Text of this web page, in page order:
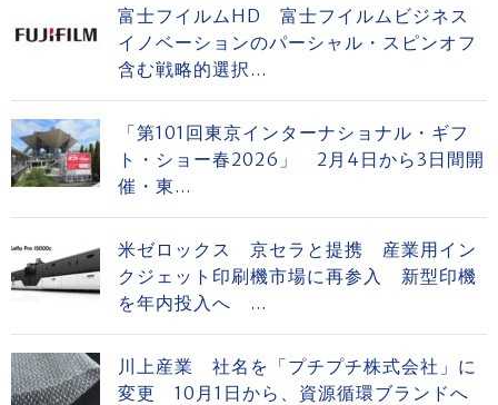
富士フイルムHD 富士フイルムビジネス
イノベーションのパーシャル・スピンオフ
含む戦略的選択...
「第101回東京インターナショナル・ギフ
ト・ショー春2026」 2月4日から3日間開
催・東...
米ゼロックス 京セラと提携 産業用イン
クジェット印刷機市場に再参入 新型印機
を年内投入へ ...
川上産業 社名を「プチプチ株式会社」に
変更 10月1日から、資源循環ブランドへ